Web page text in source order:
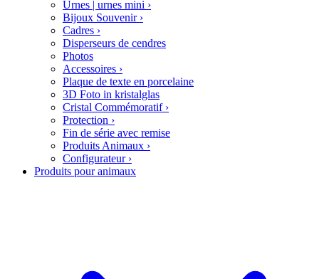
Urnes | urnes mini ›
Bijoux Souvenir ›
Cadres ›
Disperseurs de cendres
Photos
Accessoires ›
Plaque de texte en porcelaine
3D Foto in kristalglas
Cristal Commémoratif ›
Protection ›
Fin de série avec remise
Produits Animaux ›
Configurateur ›
Produits pour animaux